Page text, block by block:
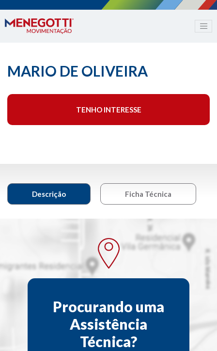
MARIO DE OLIVEIRA
TENHO INTERESSE
Descrição Ficha Técnica
Procurando uma
Assistência
Técnica?